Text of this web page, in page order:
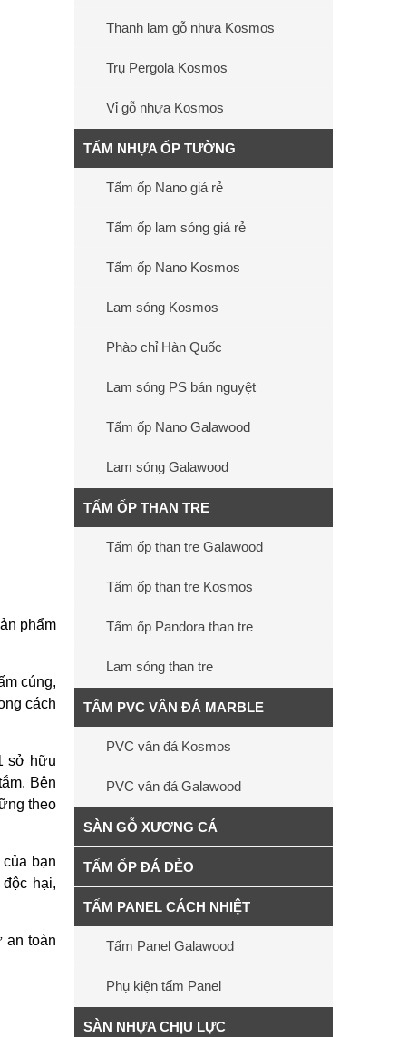
phẩm
cúng,
cách
sở hữu
Bên
theo
bạn
hại,
an toàn
Thanh lam gỗ nhựa Kosmos
Trụ Pergola Kosmos
Vỉ gỗ nhựa Kosmos
TẤM NHỰA ỐP TƯỜNG
Tấm ốp Nano giá rẻ
Tấm ốp lam sóng giá rẻ
Tấm ốp Nano Kosmos
Lam sóng Kosmos
Phào chỉ Hàn Quốc
Lam sóng PS bán nguyệt
Tấm ốp Nano Galawood
Lam sóng Galawood
TẤM ỐP THAN TRE
Tấm ốp than tre Galawood
Tấm ốp than tre Kosmos
Tấm ốp Pandora than tre
Lam sóng than tre
TẤM PVC VÂN ĐÁ MARBLE
PVC vân đá Kosmos
PVC vân đá Galawood
SÀN GỖ XƯƠNG CÁ
TẤM ỐP ĐÁ DẺO
TẤM PANEL CÁCH NHIỆT
Tấm Panel Galawood
Phụ kiện tấm Panel
SÀN NHỰA CHỊU LỰC